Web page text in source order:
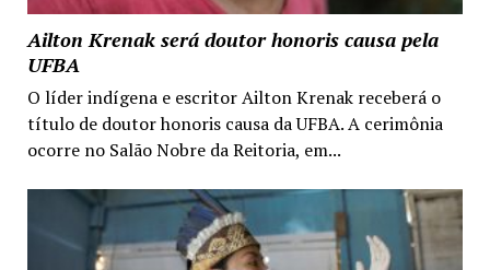
Ailton Krenak será doutor honoris causa pela
UFBA
O líder indígena e escritor Ailton Krenak receberá o
título de doutor honoris causa da UFBA. A cerimônia
ocorre no Salão Nobre da Reitoria, em...